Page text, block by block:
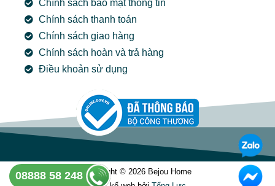
k
e
Chính sách bảo mật thông tin
Chính sách thanh toán
Chính sách giao hàng
Chính sách hoàn và trả hàng
Điều khoản sử dụng
Copyright © 2026 Bejou Home
08888 58 248